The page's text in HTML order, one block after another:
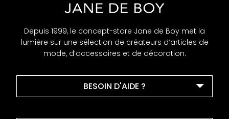
Depuis 1999, le concept-store Jane de Boy met la
lumière sur une sélection de créateurs d’articles de
mode, d’accessoires et de décoration.
BESOIN D'AIDE ?